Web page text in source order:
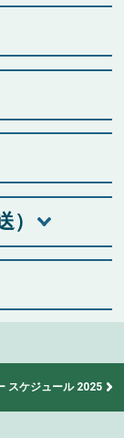
スケジュール 2025